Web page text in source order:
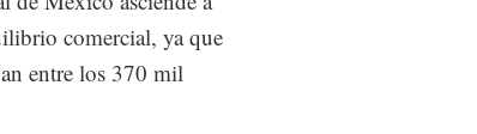
comercial, ya que
entre los 370 mil